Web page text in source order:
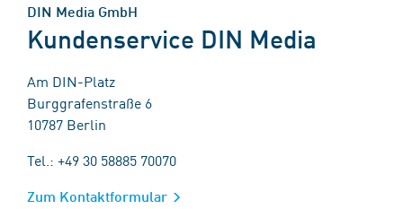
DIN Media GmbH
Kundenservice DIN Media
Am DIN-Platz
Burggrafenstraße 6
10787 Berlin
Tel.: +49 30 58885 70070
Zum Kontaktformular